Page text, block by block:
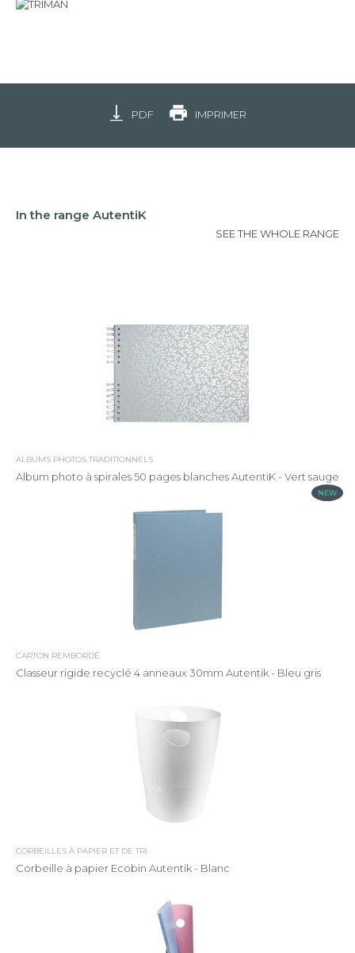
PDF IMPRIMER
In the range AutentiK
SEE THE WHOLE RANGE
ALBUMS PHOTOS TRADITIONNELS
Album photo à spirales 50 pages blanches AutentiK - Vert sauge
NEW
CARTON REMBORDÉ
Classeur rigide recyclé 4 anneaux 30mm Autentik - Bleu gris
CORBEILLES À PAPIER ET DE TRI
Corbeille à papier Ecobin Autentik - Blanc